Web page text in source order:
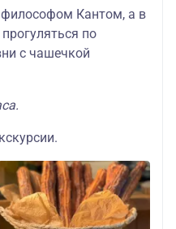
Кантом, а в
по
с чашечкой